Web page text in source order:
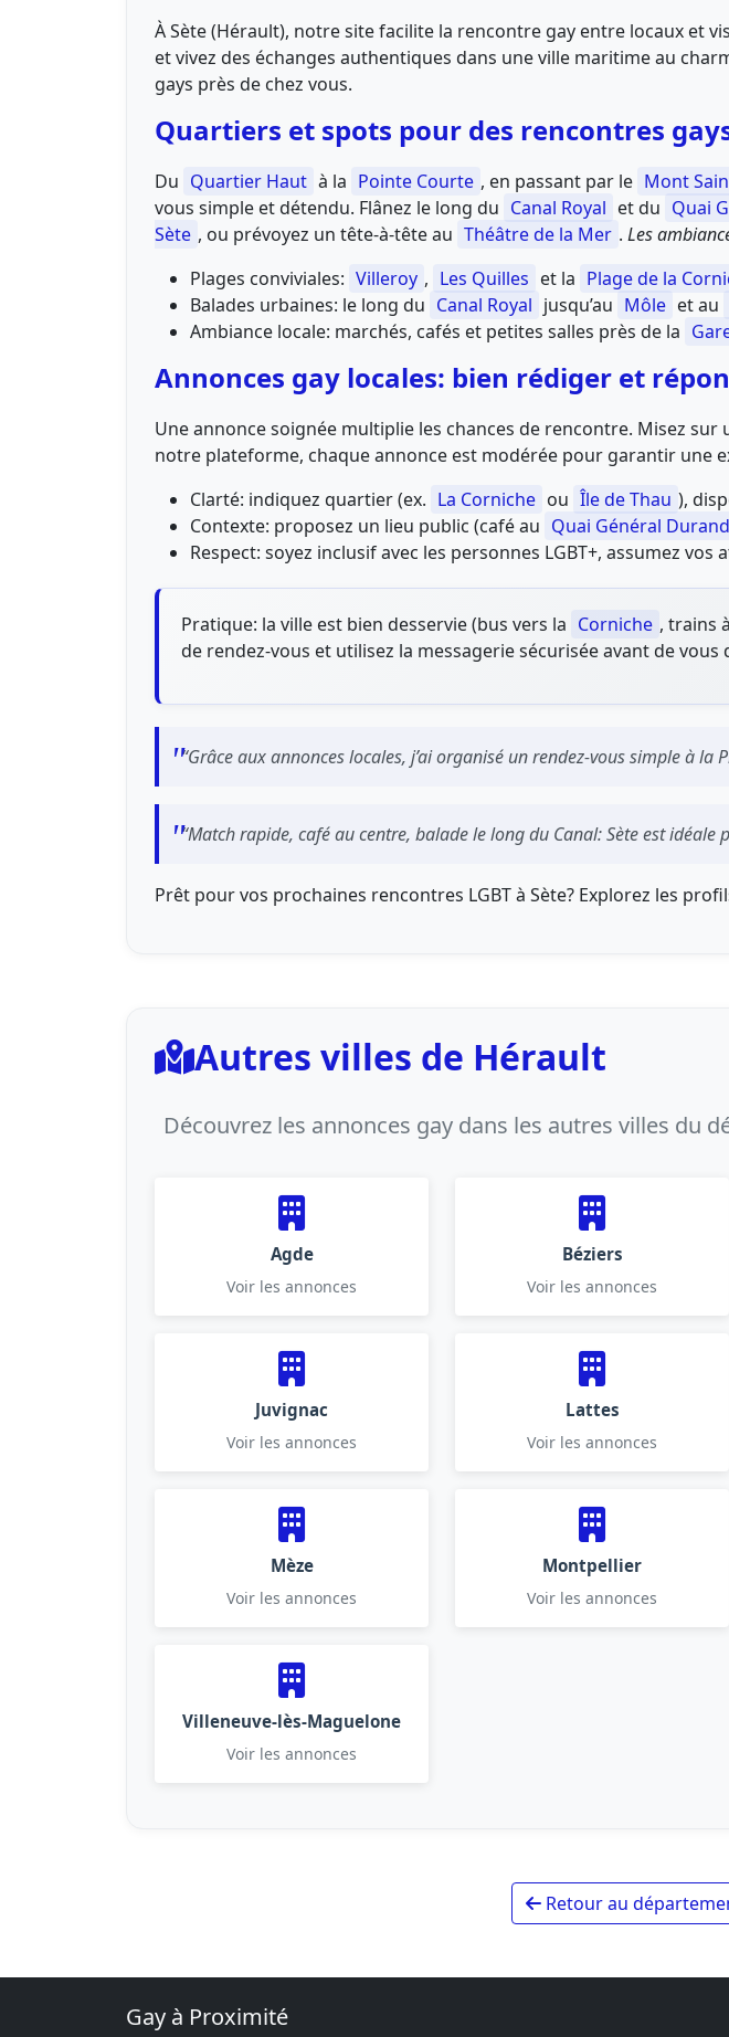
À Sète (Hérault), notre site facilite la rencontre gay entre locaux et
et vivez des échanges authentiques dans une ville maritime au
gays près de chez vous.
Quartiers et spots pour des rencontres
Du Quartier Haut à la Pointe Courte , en passant par le Mont
vous simple et détendu. Flânez le long du Canal Royal et du Quai
Sète , ou prévoyez un tête-à-tête au Théâtre de la Mer . Les
Plages conviviales: Villeroy , Les Quilles et la Plage de la
Balades urbaines: le long du Canal Royal jusqu’au Môle et au
Ambiance locale: marchés, cafés et petites salles près de la
Annonces gay locales: bien rédiger et
Une annonce soignée multiplie les chances de rencontre. Misez
notre plateforme, chaque annonce est modérée pour garantir une
Clarté: indiquez quartier (ex. La Corniche ou Île de Thau ),
Contexte: proposez un lieu public (café au Quai Général Durand
Respect: soyez inclusif avec les personnes LGBT+, assumez
Pratique: la ville est bien desservie (bus vers la Corniche , trains
de rendez-vous et utilisez la messagerie sécurisée avant de vous
“Grâce aux annonces locales, j’ai organisé un rendez-vous simple à
“Match rapide, café au centre, balade le long du Canal: Sète est idéale
Prêt pour vos prochaines rencontres LGBT à Sète? Explorez les
Autres villes de Hérault
Découvrez les annonces gay dans les autres villes du
Agde
Voir les annonces
Béziers
Voir les annonces
Juvignac
Voir les annonces
Lattes
Voir les annonces
Mèze
Voir les annonces
Montpellier
Voir les annonces
Villeneuve-lès-Maguelone
Voir les annonces
Retour au
Gay à Proximité